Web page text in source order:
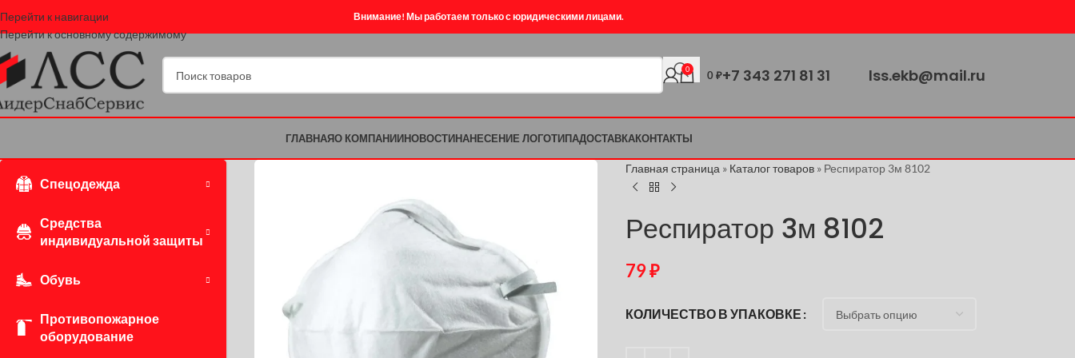
Перейти к навигации
Перейти к основному содержимому
Внимание! Мы работаем только с юридическими лицами.
0 0 ₽+7 343 271 81 31 lss.ekb@mail.ru
ГЛАВНАЯО КОМПАНИИНОВОСТИНАНЕСЕНИЕ ЛОГОТИПАДОСТАВКАКОНТАКТЫ
Спецодежда
Средства
индивидуальной защиты
Обувь
Противопожарное
оборудование
Главная страница » Каталог товаров » Респиратор 3м 8102
Респиратор 3м 8102
79₽
КОЛИЧЕСТВО В УПАКОВКЕ